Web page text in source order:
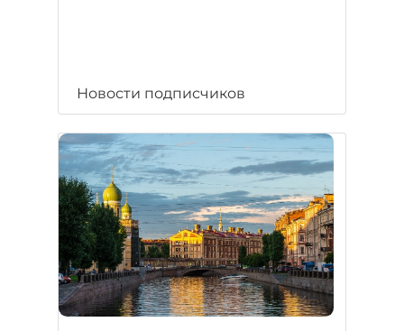
Новости подписчиков